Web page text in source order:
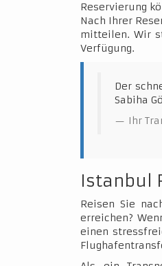
Reservierung
Nach Ihrer
mitteilen. Wir
Verfügung.
Der
Sabiha
Ihr
Istanbul
Reisen Sie
erreichen?
einen